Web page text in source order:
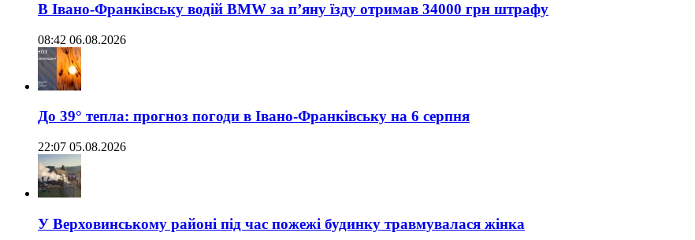
В Івано-Франківську водій BMW за п’яну їзду отримав 34000 грн штрафу
08:42 06.08.2026
До 39° тепла: прогноз погоди в Івано-Франківську на 6 серпня
22:07 05.08.2026
У Верховинському районі під час пожежі будинку травмувалася жінка